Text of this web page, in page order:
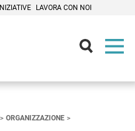
INIZIATIVE LAVORA CON NOI
ORGANIZZAZIONE